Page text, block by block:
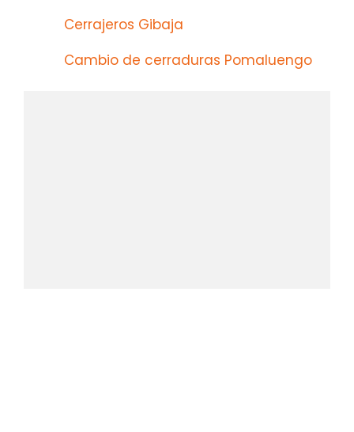
Cerrajeros Gibaja
Cambio de cerraduras Pomaluengo